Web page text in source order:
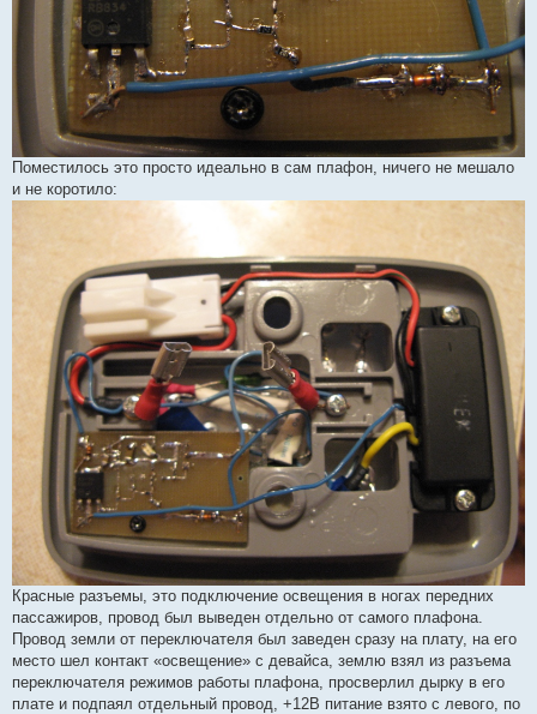
Поместилось это просто идеально в сам плафон, ничего не мешало
и не коротило:
Красные разъемы, это подключение освещения в ногах передних
пассажиров, провод был выведен отдельно от самого плафона.
Провод земли от переключателя был заведен сразу на плату, на его
место шел контакт «освещение» с девайса, землю взял из разъема
переключателя режимов работы плафона, просверлил дырку в его
плате и подпаял отдельный провод, +12В питание взято с левого, по